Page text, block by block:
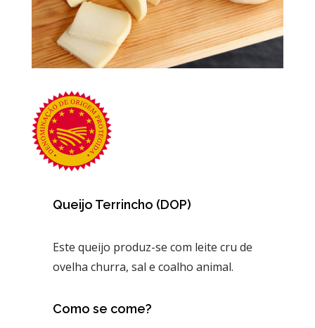
Queijo Terrincho (DOP)
Este queijo produz-se com leite cru de
ovelha churra, sal e coalho animal.
Como se come?